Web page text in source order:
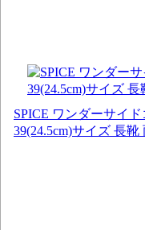
SPICE ワンダーサイ
39(24.5cm)サイズ 長靴